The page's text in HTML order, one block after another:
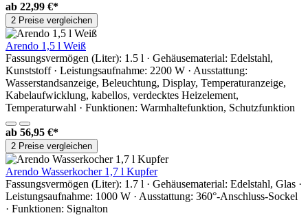
ab 22,99 €*
2 Preise vergleichen
Arendo 1,5 l Weiß
Fassungsvermögen (Liter): 1.5 l · Gehäusematerial: Edelstahl,
Kunststoff · Leistungsaufnahme: 2200 W · Ausstattung:
Wasserstandsanzeige, Beleuchtung, Display, Temperaturanzeige,
Kabelaufwicklung, kabellos, verdecktes Heizelement,
Temperaturwahl · Funktionen: Warmhaltefunktion, Schutzfunktion
ab 56,95 €*
2 Preise vergleichen
Arendo Wasserkocher 1,7 l Kupfer
Fassungsvermögen (Liter): 1.7 l · Gehäusematerial: Edelstahl, Glas ·
Leistungsaufnahme: 1000 W · Ausstattung: 360°-Anschluss-Sockel
· Funktionen: Signalton